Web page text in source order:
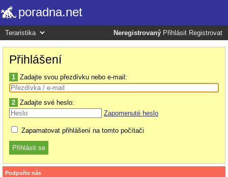
poradna.net
Neregistrovaný Přihlásit Registrovat
Přihlášení
1 Zadajte svou přezdívku nebo e-mail:
2 Zadajte své heslo:
Zapomenuté heslo
Zapamatovat přihlášení na tomto počítači
Podpořte nás